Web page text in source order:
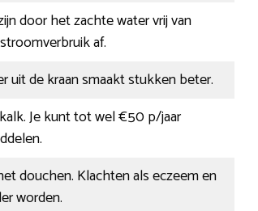
door het zachte water vrij van
af.
uit de kraan smaakt stukken beter.
Je kunt tot wel €50 p/jaar
douchen. Klachten als eczeem en
worden.